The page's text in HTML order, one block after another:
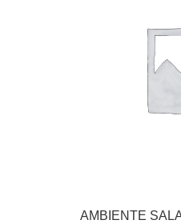
AMBIENTE